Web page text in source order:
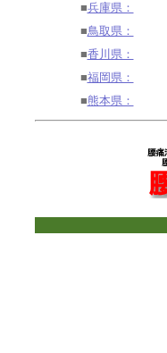
■兵庫県：
■鳥取県：
■香川県：
■福岡県：
■熊本県：